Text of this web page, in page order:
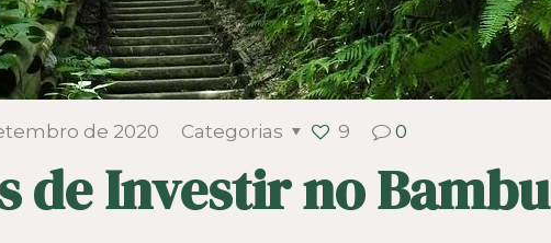
de 2020 Categorias 9 0
de Investir no Bambu